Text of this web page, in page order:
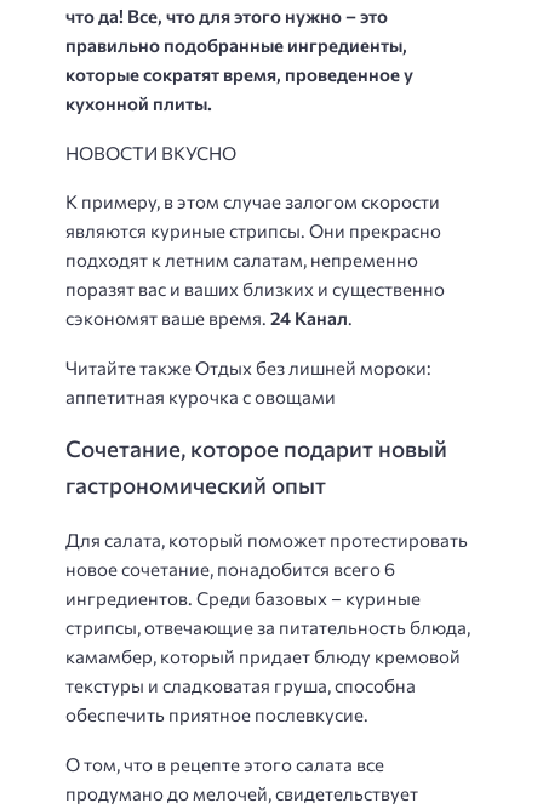
что да! Все, что для этого нужно – это
правильно подобранные ингредиенты,
которые сократят время, проведенное у
кухонной плиты.
НОВОСТИ ВКУСНО
К примеру, в этом случае залогом скорости
являются куриные стрипсы. Они прекрасно
подходят к летним салатам, непременно
поразят вас и ваших близких и существенно
сэкономят ваше время. 24 Канал.
Читайте также Отдых без лишней мороки:
аппетитная курочка с овощами
Сочетание, которое подарит новый
гастрономический опыт
Для салата, который поможет протестировать
новое сочетание, понадобится всего 6
ингредиентов. Среди базовых – куриные
стрипсы, отвечающие за питательность блюда,
камамбер, который придает блюду кремовой
текстуры и сладковатая груша, способна
обеспечить приятное послевкусие.
О том, что в рецепте этого салата все
продумано до мелочей, свидетельствует